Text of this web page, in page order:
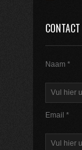
CONTACT
Naam *
Email *